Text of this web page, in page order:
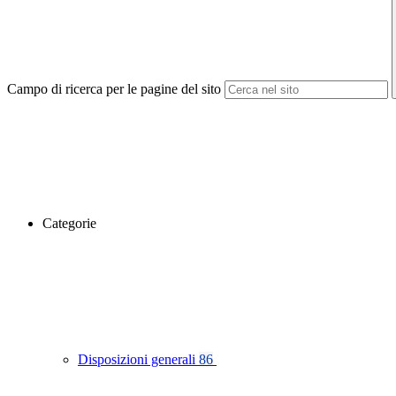
Campo di ricerca per le pagine del sito
Categorie
Disposizioni generali 86